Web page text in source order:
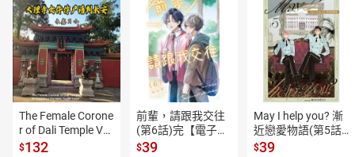
The Female Corone
r of Dali Temple Vo
l.6【有聲書】
$132
前輩，請跟我交往
(第6話)完【電子
書】
$39
May I help you? 漸
近戀愛物語(第5話)
【電子書】
$39